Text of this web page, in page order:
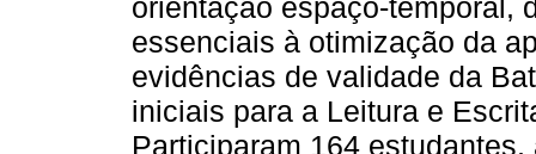
orientação espaço-temporal,
essenciais à otimização da
evidências de validade da
iniciais para a Leitura e
Participaram 164